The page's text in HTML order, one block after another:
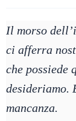
Il morso
ci afferra
che possiede
desideriamo.
mancanza.